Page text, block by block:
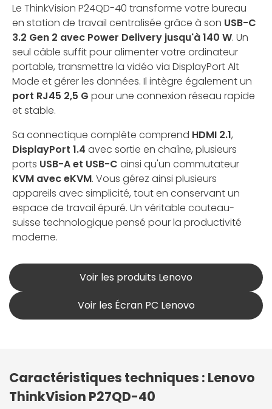
Le ThinkVision P24QD-40 transforme votre bureau
en station de travail centralisée grâce à son USB-C
3.2 Gen 2 avec Power Delivery jusqu'à 140 W. Un
seul câble suffit pour alimenter votre ordinateur
portable, transmettre la vidéo via DisplayPort Alt
Mode et gérer les données. Il intègre également un
port RJ45 2,5 G pour une connexion réseau rapide
et stable.
Sa connectique complète comprend HDMI 2.1,
DisplayPort 1.4 avec sortie en chaîne, plusieurs
ports USB-A et USB-C ainsi qu'un commutateur
KVM avec eKVM. Vous gérez ainsi plusieurs
appareils avec simplicité, tout en conservant un
espace de travail épuré. Un véritable couteau-
suisse technologique pensé pour la productivité
moderne.
Voir les produits Lenovo
Voir les Écran PC Lenovo
Caractéristiques techniques : Lenovo
ThinkVision P27QD-40